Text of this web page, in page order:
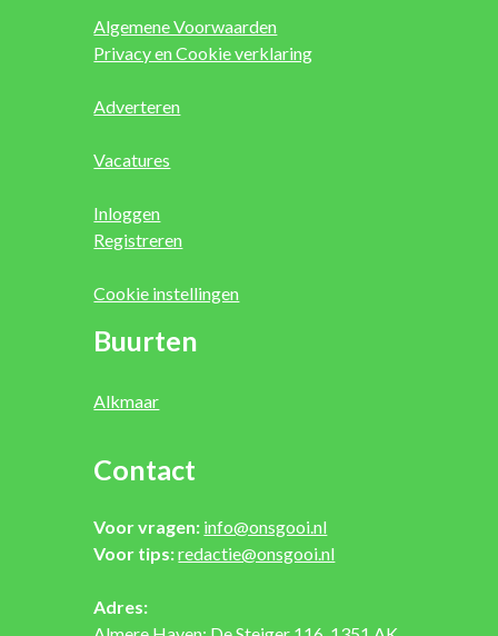
Algemene Voorwaarden
Privacy en Cookie verklaring
Adverteren
Vacatures
Inloggen
Registreren
Cookie instellingen
Buurten
Alkmaar
Contact
Voor vragen: info@onsgooi.nl
Voor tips:redactie@onsgooi.nl
Adres: